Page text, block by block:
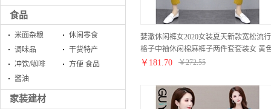
食品
米面杂粮
休闲零食
调味品
干货特产
冲饮/咖啡
方便 食品
酱油
家装建材
婪澈休闲裤女2020女装夏天新款宽松流行
格子中袖休闲棉麻裤子两件套套装女 黄
请下正确尺码
￥ 181.70 ￥272.55